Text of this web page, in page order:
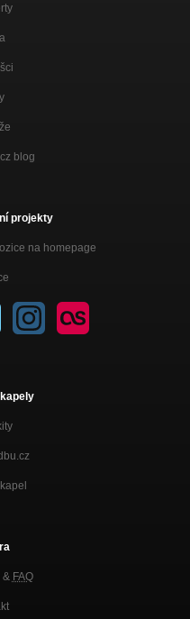
blog
projekty
na homepage
& FAQ